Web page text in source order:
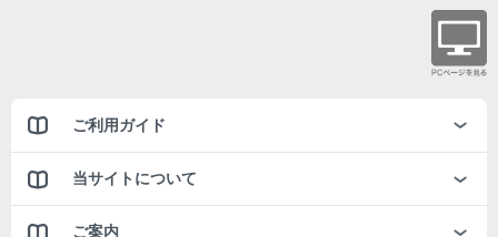
ご利用ガイド
当サイトについて
ご案内